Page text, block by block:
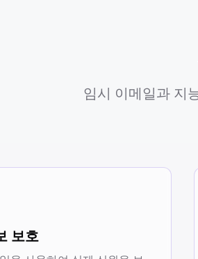
임시 이메일과 지
보호